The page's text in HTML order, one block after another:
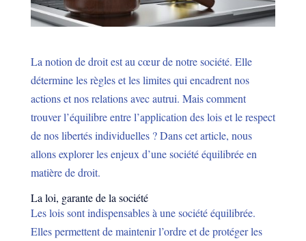
La notion de droit est au cœur de notre société. Elle
détermine les règles et les limites qui encadrent nos
actions et nos relations avec autrui. Mais comment
trouver l’équilibre entre l’application des lois et le respect
de nos libertés individuelles ? Dans cet article, nous
allons explorer les enjeux d’une société équilibrée en
matière de droit.
La loi, garante de la société
Les lois sont indispensables à une société équilibrée.
Elles permettent de maintenir l’ordre et de protéger les